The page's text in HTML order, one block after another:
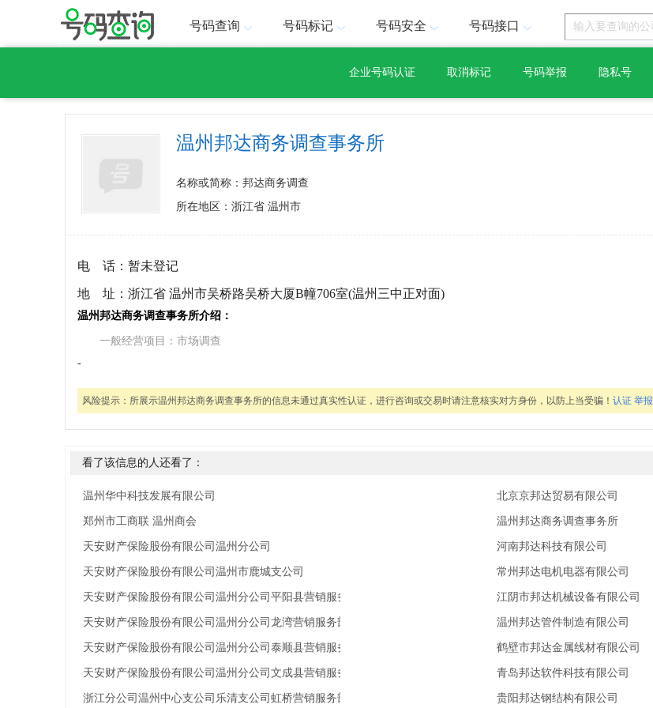
号码查询 号码标记 号码安全 号码接口
企业号码认证 取消标记 号码举报 隐私号
温州邦达商务调查事务所
名称或简称：邦达商务调查
所在地区：浙江省 温州市
电 话： 暂未登记
地 址： 浙江省 温州市吴桥路吴桥大厦B幢706室(温州三中正对面)
温州邦达商务调查事务所介绍：
一般经营项目：市场调查
-
风险提示： 所展示温州邦达商务调查事务所的信息未通过真实性认证，进行咨询或交易时请注意核实对方身份，以防上当受骗！ 认证 举报
看了该信息的人还看了：
温州华中科技发展有限公司
郑州市工商联 温州商会
天安财产保险股份有限公司温州分公司
天安财产保险股份有限公司温州市鹿城支公司
天安财产保险股份有限公司温州分公司平阳县营销服务部
天安财产保险股份有限公司温州分公司龙湾营销服务部
天安财产保险股份有限公司温州分公司泰顺县营销服务部
天安财产保险股份有限公司温州分公司文成县营销服务部
浙江分公司温州中心支公司乐清支公司虹桥营销服务部
北京京邦达贸易有限公司
温州邦达商务调查事务所
河南邦达科技有限公司
常州邦达电机电器有限公司
江阴市邦达机械设备有限公司
温州邦达管件制造有限公司
鹤壁市邦达金属线材有限公司
青岛邦达软件科技有限公司
贵阳邦达钢结构有限公司